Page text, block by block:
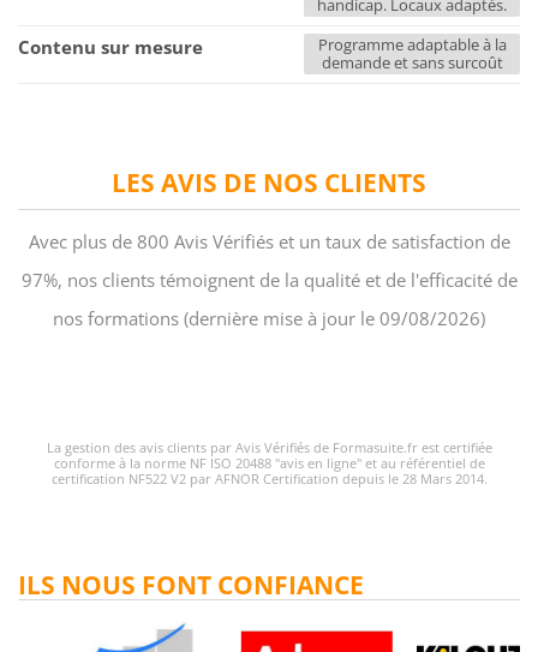
LES AVIS DE NOS CLIENTS
Avec plus de 800 Avis Vérifiés et un taux de satisfaction de
97%, nos clients témoignent de la qualité et de l'efficacité de
nos formations (dernière mise à jour le 09/08/2026)
La gestion des avis clients par Avis Vérifiés de Formasuite.fr est certifiée
conforme à la norme NF ISO 20488 "avis en ligne" et au référentiel de
certification NF522 V2 par AFNOR Certification depuis le 28 Mars 2014.
ILS NOUS FONT CONFIANCE
handicap. Locaux adaptés.
Contenu sur mesure
Programme adaptable à la
demande et sans surcoût